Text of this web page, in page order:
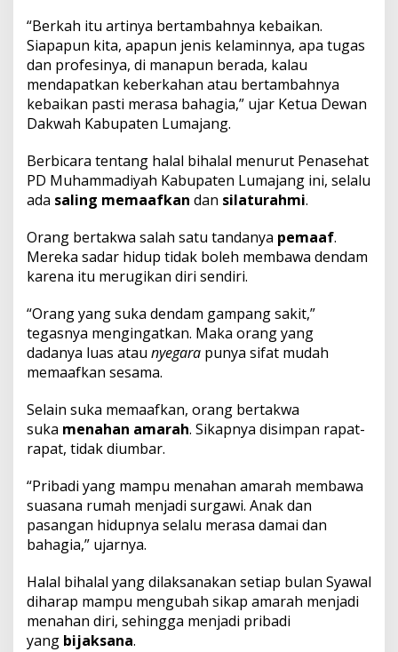
“Berkah itu artinya bertambahnya kebaikan.
Siapapun kita, apapun jenis kelaminnya, apa tugas
dan profesinya, di manapun berada, kalau
mendapatkan keberkahan atau bertambahnya
kebaikan pasti merasa bahagia,” ujar Ketua Dewan
Dakwah Kabupaten Lumajang.
Berbicara tentang halal bihalal menurut Penasehat
PD Muhammadiyah Kabupaten Lumajang ini, selalu
ada saling memaafkan dan silaturahmi.
Orang bertakwa salah satu tandanya pemaaf.
Mereka sadar hidup tidak boleh membawa dendam
karena itu merugikan diri sendiri.
“Orang yang suka dendam gampang sakit,”
tegasnya mengingatkan. Maka orang yang
dadanya luas atau nyegara punya sifat mudah
memaafkan sesama.
Selain suka memaafkan, orang bertakwa
suka menahan amarah. Sikapnya disimpan rapat-
rapat, tidak diumbar.
“Pribadi yang mampu menahan amarah membawa
suasana rumah menjadi surgawi. Anak dan
pasangan hidupnya selalu merasa damai dan
bahagia,” ujarnya.
Halal bihalal yang dilaksanakan setiap bulan Syawal
diharap mampu mengubah sikap amarah menjadi
menahan diri, sehingga menjadi pribadi
yang bijaksana.